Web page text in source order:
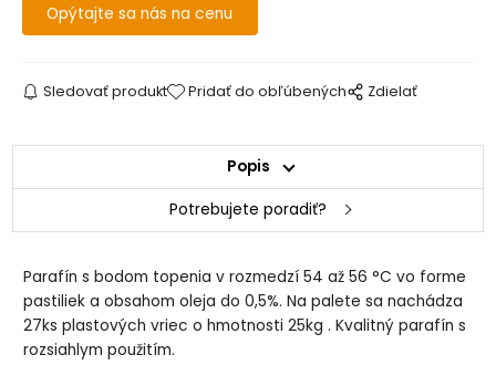
Opýtajte sa nás na cenu
Sledovať produkt Pridať do obľúbených Zdielať
Popis
Potrebujete poradiť?
Parafín s bodom topenia v rozmedzí 54 až 56 °C vo forme
pastiliek a obsahom oleja do 0,5%. Na palete sa nachádza
27ks plastových vriec o hmotnosti 25kg . Kvalitný parafín s
rozsiahlym použitím.